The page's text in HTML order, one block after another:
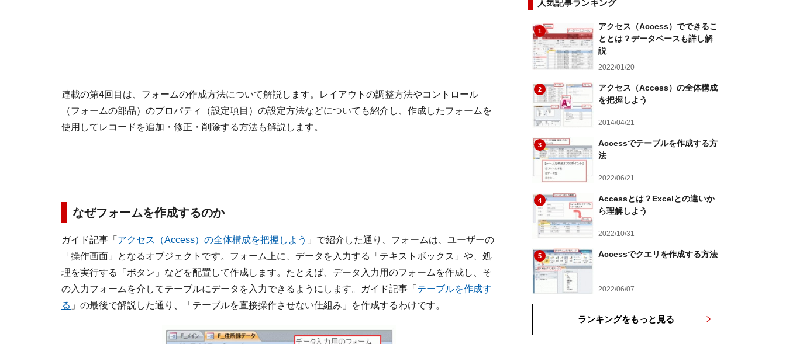
連載の第4回目は、フォームの作成方法について解説します。レイアウトの調整方法やコントロール
（フォームの部品）のプロパティ（設定項目）の設定方法などについても紹介し、作成したフォームを
使用してレコードを追加・修正・削除する方法も解説します。
なぜフォームを作成するのか
ガイド記事「 アクセス（Access）の全体構成を把握しよう 」で紹介した通り、フォームは、ユーザーの
「操作画面」となるオブジェクトです。フォーム上に、データを入力する「テキストボックス」や、処
理を実行する「ボタン」などを配置して作成します。たとえば、データ入力用のフォームを作成し、そ
の入力フォームを介してテーブルにデータを入力できるようにします。ガイド記事「 テーブルを作成す
る 」の最後で解説した通り、「テーブルを直接操作させない仕組み」を作成するわけです。
人気記事ランキング
1
アクセス（Access）でできるこ
ととは？データベースも詳し解
説
2022/01/20
2
アクセス（Access）の全体構成
を把握しよう
2014/04/21
3
Accessでテーブルを作成する方
法
2022/06/21
4
Accessとは？Excelとの違いか
ら理解しよう
2022/10/31
5 Accessでクエリを作成する方法
2022/06/07
ランキングをもっと見る